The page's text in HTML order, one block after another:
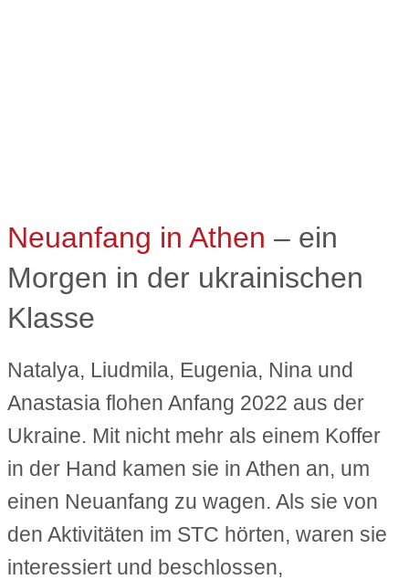
Neuanfang in Athen – ein
Morgen in der ukrainischen
Klasse
Natalya, Liudmila, Eugenia, Nina und
Anastasia flohen Anfang 2022 aus der
Ukraine. Mit nicht mehr als einem Koffer
in der Hand kamen sie in Athen an, um
einen Neuanfang zu wagen. Als sie von
den Aktivitäten im STC hörten, waren sie
interessiert und beschlossen,